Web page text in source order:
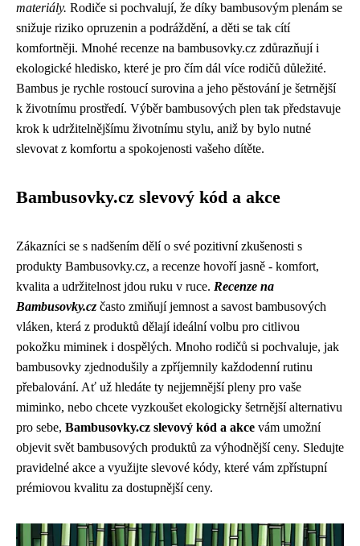
materiály. Rodiče si pochvalují, že díky bambusovým plenám se
snižuje riziko opruzenin a podráždění, a děti se tak cítí
komfortněji. Mnohé recenze na bambusovky.cz zdůrazňují i
ekologické hledisko, které je pro čím dál více rodičů důležité.
Bambus je rychle rostoucí surovina a jeho pěstování je šetrnější
k životnímu prostředí. Výběr bambusových plen tak představuje
krok k udržitelnějšímu životnímu stylu, aniž by bylo nutné
slevovat z komfortu a spokojenosti vašeho dítěte.
Bambusovky.cz slevový kód a akce
Zákazníci se s nadšením dělí o své pozitivní zkušenosti s
produkty Bambusovky.cz, a recenze hovoří jasně - komfort,
kvalita a udržitelnost jdou ruku v ruce. Recenze na
Bambusovky.cz často zmiňují jemnost a savost bambusových
vláken, která z produktů dělají ideální volbu pro citlivou
pokožku miminek i dospělých. Mnoho rodičů si pochvaluje, jak
bambusovky zjednodušily a zpříjemnily každodenní rutinu
přebalování. Ať už hledáte ty nejjemnější pleny pro vaše
miminko, nebo chcete vyzkoušet ekologicky šetrnější alternativu
pro sebe, Bambusovky.cz slevový kód a akce vám umožní
objevit svět bambusových produktů za výhodnější ceny. Sledujte
pravidelné akce a využijte slevové kódy, které vám zpřístupní
prémiovou kvalitu za dostupnější ceny.